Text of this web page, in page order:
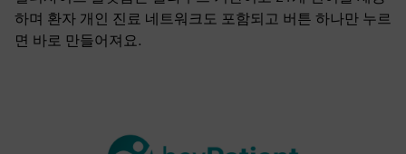
하며 환자 개인 진료 네트워크도 포함되고 버튼 하나만 누르
면 바로 만들어져요.